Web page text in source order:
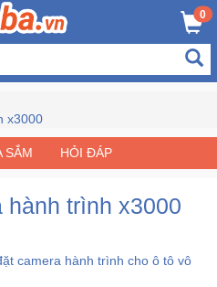
0
x3000
SẮM HỎI ĐÁP
hành trình x3000
camera hành trình cho ô tô vô